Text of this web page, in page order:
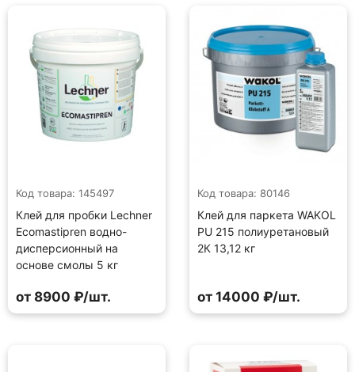
Код товара: 145497
Клей для пробки Lechner
Ecomastipren водно-
дисперсионный на
основе смолы 5 кг
от 8900 ₽/шт.
Код товара: 80146
Клей для паркета WAKOL
PU 215 полиуретановый
2К 13,12 кг
от 14000 ₽/шт.